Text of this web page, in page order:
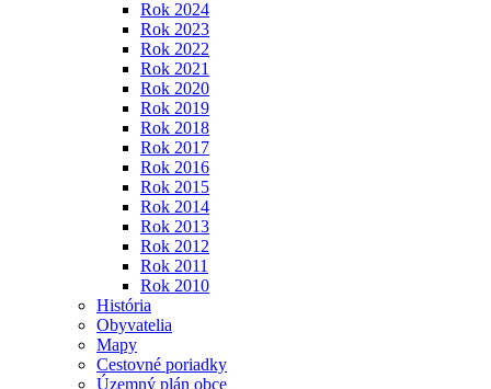
Rok 2024
Rok 2023
Rok 2022
Rok 2021
Rok 2020
Rok 2019
Rok 2018
Rok 2017
Rok 2016
Rok 2015
Rok 2014
Rok 2013
Rok 2012
Rok 2011
Rok 2010
História
Obyvatelia
Mapy
Cestovné poriadky
Územný plán obce